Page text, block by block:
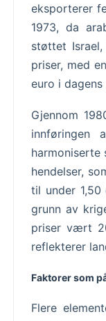
eksporterer
1973, da
støttet
priser, med
euro i
Gjennom
harmoniserte
hendelser,
til under
grunn av
priser vært
reflekterer
Faktorer som
Flere